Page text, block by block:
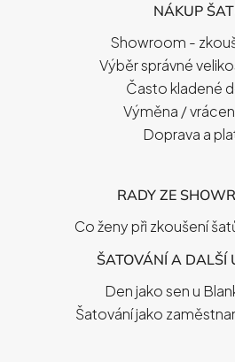
NÁKUP
Showroom -
Výběr správné
Často kladené
Výměna /
Doprava a
RADY ZE
Co ženy při zkoušení
ŠATOVÁNÍ A DALŠÍ
Den jako sen u
Šatování jako